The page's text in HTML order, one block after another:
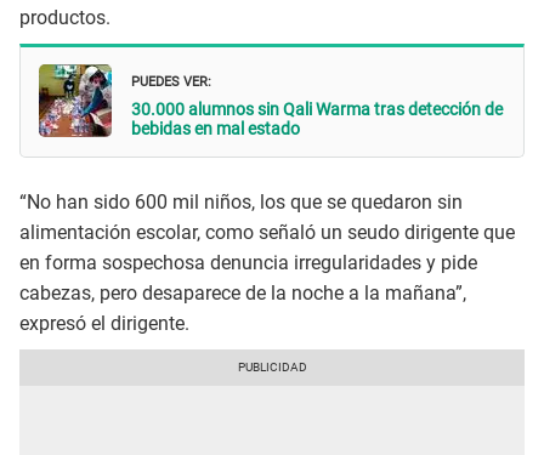
productos.
PUEDES VER:
30.000 alumnos sin Qali Warma tras detección de
bebidas en mal estado
“No han sido 600 mil niños, los que se quedaron sin
alimentación escolar, como señaló un seudo dirigente que
en forma sospechosa denuncia irregularidades y pide
cabezas, pero desaparece de la noche a la mañana”,
expresó el dirigente.